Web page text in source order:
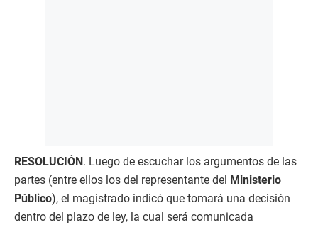
RESOLUCIÓN . Luego de escuchar los argumentos de las
partes (entre ellos los del representante del Ministerio
Público), el magistrado indicó que tomará una decisión
dentro del plazo de ley, la cual será comunicada